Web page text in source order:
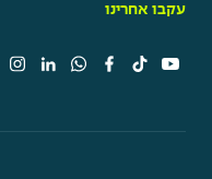
עקבו אחרינו